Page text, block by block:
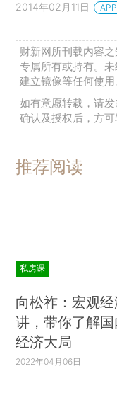
2014年02月11日
财新网所刊载内容
专属所有或持有。
建立镜像等任何使用
如有意愿转载，请
确认及授权后，方可
推荐阅读
私房课
向松祚：宏观
讲，带你了解
经济大局
2022年04月06日